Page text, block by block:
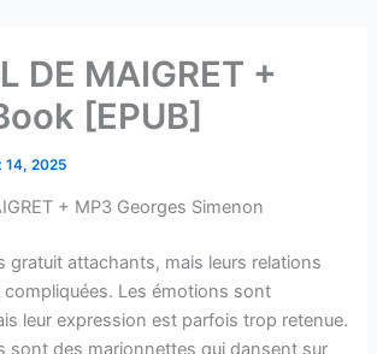
DE MAIGRET +
[EPUB]
14, 2025
+ MP3 Georges Simenon
gratuit attachants, mais leurs relations
Les émotions sont
leur expression est parfois trop retenue.
sont des marionnettes qui dansent sur